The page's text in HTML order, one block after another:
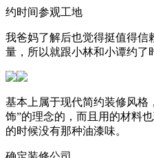
约时间参观工地
我爸妈了解后也觉得挺值得信
量，所以就跟小林和小谭约了
基本上属于现代简约装修风格
饰”的理念的，而且用的材料
的时候没有那种油漆味。